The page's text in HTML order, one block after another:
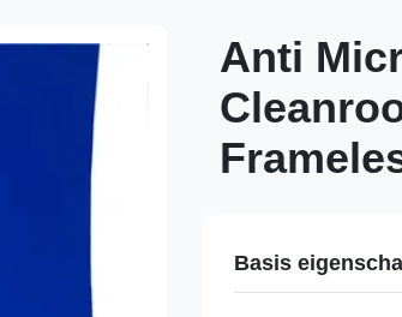
Anti
Basis